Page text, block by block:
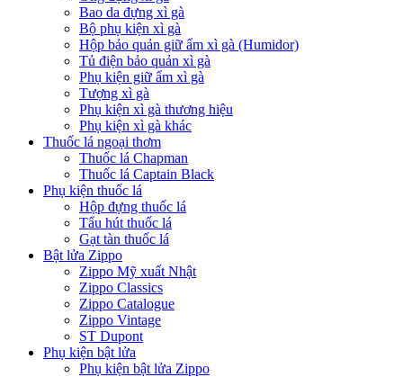
Bao da đựng xì gà
Bộ phụ kiện xì gà
Hộp bảo quản giữ ẩm xì gà (Humidor)
Tủ điện bảo quản xì gà
Phụ kiện giữ ẩm xì gà
Tượng xì gà
Phụ kiện xì gà thương hiệu
Phụ kiện xì gà khác
Thuốc lá ngoại thơm
Thuốc lá Chapman
Thuốc lá Captain Black
Phụ kiện thuốc lá
Hộp đựng thuốc lá
Tẩu hút thuốc lá
Gạt tàn thuốc lá
Bật lửa Zippo
Zippo Mỹ xuất Nhật
Zippo Classics
Zippo Catalogue
Zippo Vintage
ST Dupont
Phụ kiện bật lửa
Phụ kiện bật lửa Zippo